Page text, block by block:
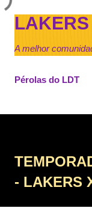
A melhor
Pérolas do LDT
- LAKERS